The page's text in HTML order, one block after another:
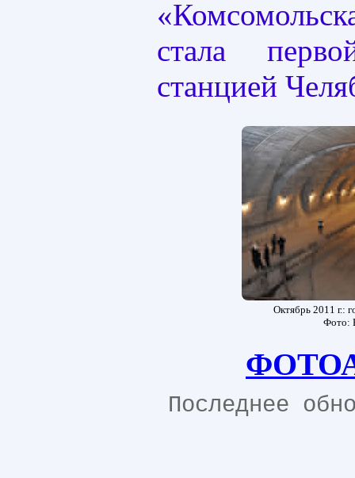
стала
станцией
Октябрь 2011 г.:
Фото:
Последнее